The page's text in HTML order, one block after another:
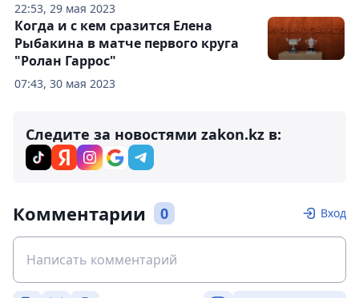
22:53, 29 мая 2023
07:43, 30 мая 2023
Когда и с кем сразится Елена
Рыбакина в матче первого круга
"Ролан Гаррос"
Следите за новостями zakon.kz в:
Комментарии 0 Вход